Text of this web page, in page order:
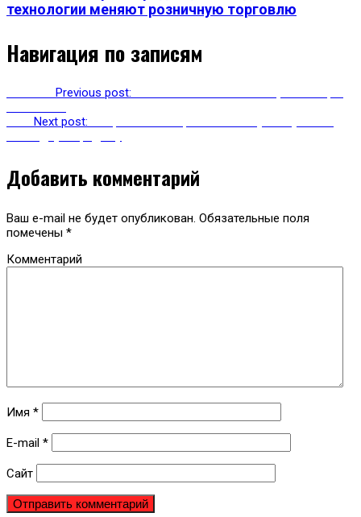
технологии меняют розничную торговлю
Навигация по записям
Previous post:
Next post:
Добавить комментарий
Ваш e-mail не будет опубликован. Обязательные поля
помечены *
Комментарий
Имя *
E-mail *
Сайт